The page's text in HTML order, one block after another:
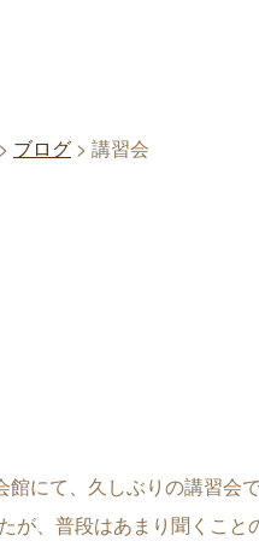
> ブログ > 講習会
にて、久しぶりの講習会で
が、普段はあまり聞くこと